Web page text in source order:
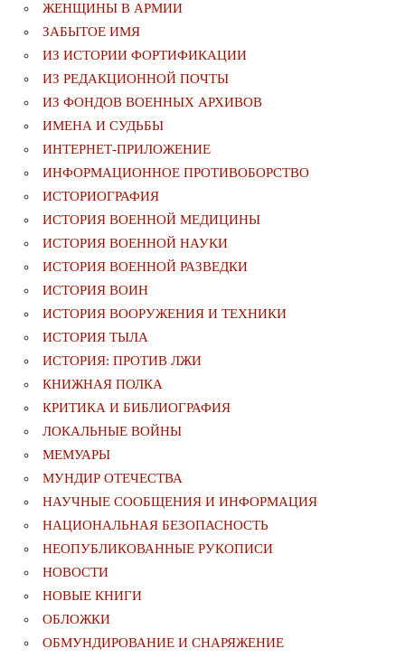
ЖЕНЩИНЫ В АРМИИ
ЗАБЫТОЕ ИМЯ
ИЗ ИСТОРИИ ФОРТИФИКАЦИИ
ИЗ РЕДАКЦИОННОЙ ПОЧТЫ
ИЗ ФОНДОВ ВОЕННЫХ АРХИВОВ
ИМЕНА И СУДЬБЫ
ИНТЕРНЕТ-ПРИЛОЖЕНИЕ
ИНФОРМАЦИОННОЕ ПРОТИВОБОРСТВО
ИСТОРИОГРАФИЯ
ИСТОРИЯ ВОЕННОЙ МЕДИЦИНЫ
ИСТОРИЯ ВОЕННОЙ НАУКИ
ИСТОРИЯ ВОЕННОЙ РАЗВЕДКИ
ИСТОРИЯ ВОИН
ИСТОРИЯ ВООРУЖЕНИЯ И ТЕХНИКИ
ИСТОРИЯ ТЫЛА
ИСТОРИЯ: ПРОТИВ ЛЖИ
КНИЖНАЯ ПОЛКА
КРИТИКА И БИБЛИОГРАФИЯ
ЛОКАЛЬНЫЕ ВОЙНЫ
МЕМУАРЫ
МУНДИР ОТЕЧЕСТВА
НАУЧНЫЕ СООБЩЕНИЯ И ИНФОРМАЦИЯ
НАЦИОНАЛЬНАЯ БЕЗОПАСНОСТЬ
НЕОПУБЛИКОВАННЫЕ РУКОПИСИ
НОВОСТИ
НОВЫЕ КНИГИ
ОБЛОЖКИ
ОБМУНДИРОВАНИЕ И СНАРЯЖЕНИЕ